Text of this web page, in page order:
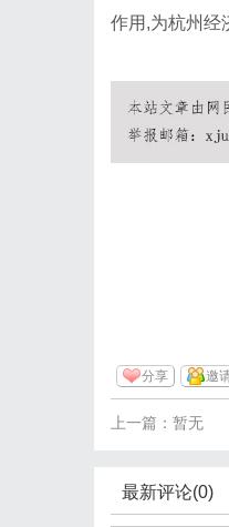
作用,为杭州经
分享 邀
上一篇：暂无
最新评论(0)